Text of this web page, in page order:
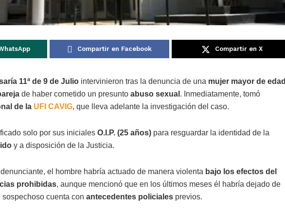
Compartir en Facebook Compartir en X
11ª de 9 de Julio intervinieron tras la denuncia de una mujer mayor de edad
de haber cometido un presunto abuso sexual . Inmediatamente, tomó
de la UFI CAVIG, que lleva adelante la investigación del caso.
solo por sus iniciales O.I.P. (25 años) para resguardar la identidad de la
y a disposición de la Justicia.
el hombre habría actuado de manera violenta bajo los efectos del
prohibidas, aunque mencionó que en los últimos meses él habría dejado de
cuenta con antecedentes policiales previos.